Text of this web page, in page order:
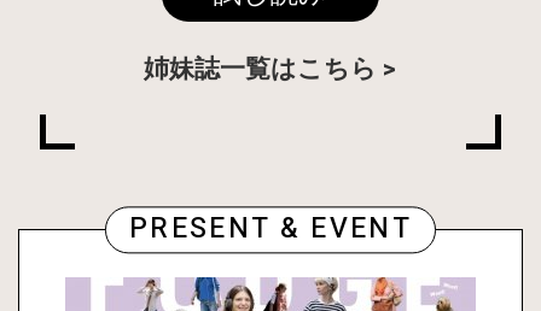
姉妹誌一覧はこちら
PRESENT & EVENT